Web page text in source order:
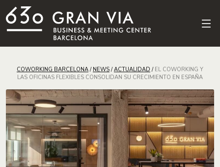
COWORKING BARCELONA / NEWS /ACTUALIDAD / EL COWORKING Y
LAS OFICINAS FLEXIBLES CONSOLIDAN SU CRECIMIENTO EN ESPAÑA